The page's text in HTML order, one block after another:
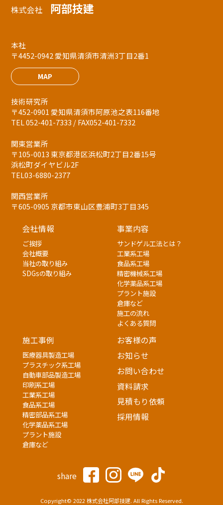
株式会社 阿部技建
本社
〒4452-0942 愛知県清須市清洲3丁目2番1
MAP
技術研究所
〒452-0901 愛知県清須市阿原池之表116番地
TEL 052-401-7333 / FAX052-401-7332
関東営業所
〒105-0013 東京都港区浜松町2丁目2番15号
浜松町ダイヤビル2F
TEL03-6880-2377
関西営業所
〒605-0905 京都市東山区豊浦町3丁目345
会社情報
ご挨拶
会社概要
当社の取り組み
SDGsの取り組み
事業内容
サンドゲル工法とは？
工業系工場
食品系工場
精密機械系工場
化学薬品系工場
プラント施設
倉庫など
施工の流れ
よくある質問
施工事例
医療器具製造工場
プラスチック系工場
自動車部品製造工場
印刷系工場
工業系工場
食品系工場
精密部品系工場
化学薬品系工場
プラント施設
倉庫など
お客様の声
お知らせ
お問い合わせ
資料請求
見積もり依頼
採用情報
share
Copyright© 2022 株式会社阿部技建. All Rights Reserved.